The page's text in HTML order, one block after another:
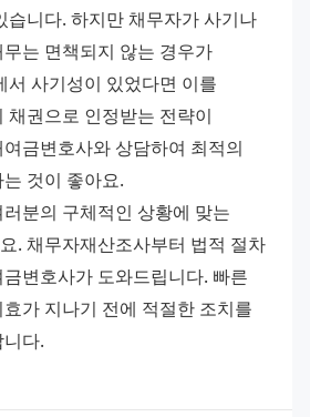
습니다. 하지만 채무자가 사기나
는 면책되지 않는 경우가
서 사기성이 있었다면 이를
채권으로 인정받는 전략이
금변호사와 상담하여 최적의
것이 좋아요.
분의 구체적인 상황에 맞는
. 채무자재산조사부터 법적 절차
변호사가 도와드립니다. 빠른
가 지나기 전에 적절한 조치를
다.